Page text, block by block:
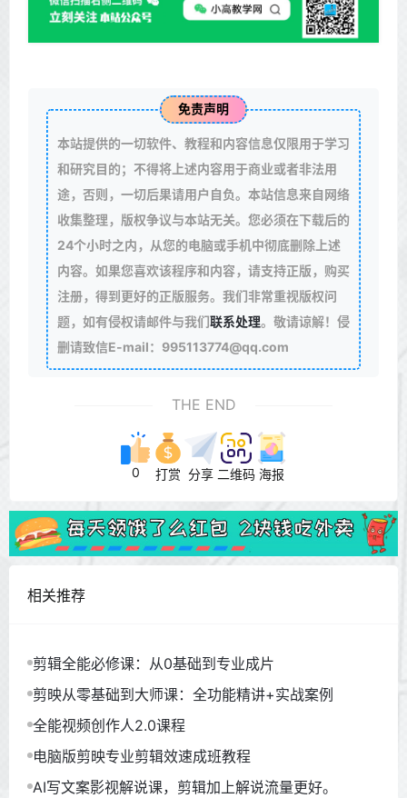
免责声明
本站提供的一切软件、教程和内容信息仅限用于学习
和研究目的；不得将上述内容用于商业或者非法用
途，否则，一切后果请用户自负。本站信息来自网络
收集整理，版权争议与本站无关。您必须在下载后的
24个小时之内，从您的电脑或手机中彻底删除上述
内容。如果您喜欢该程序和内容，请支持正版，购买
注册，得到更好的正版服务。我们非常重视版权问
题，如有侵权请邮件与我们联系处理。敬请谅解！侵
删请致信E-mail：995113774@qq.com
THE END
0 打赏 分享 二维码 海报
相关推荐
剪辑全能必修课：从0基础到专业成片
剪映从零基础到大师课：全功能精讲+实战案例
全能视频创作人2.0课程
电脑版剪映专业剪辑效速成班教程
AI写文案影视解说课，剪辑加上解说流量更好。